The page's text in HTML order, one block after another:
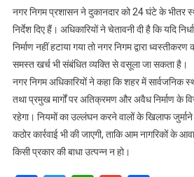
नगर निगम प्रशासन ने दुकानदार को 24 घंटे के भीतर
निर्देश दिए हैं। अधिकारियों ने चेतावनी दी है कि यदि
निर्माण नहीं हटाया गया तो नगर निगम द्वारा ध्वस्तीकरण
समस्त खर्च भी संबंधित व्यक्ति से वसूला जा सकता है।
नगर निगम अधिकारियों ने कहा कि शहर में सार्वजनिक
तथा प्रमुख मार्गों पर अतिक्रमण और अवैध निर्माण के
रहेगा। नियमों का उल्लंघन करने वालों के खिलाफ
कठोर कार्रवाई भी की जाएगी, ताकि आम नागरिकों के
किसी प्रकार की बाधा उत्पन्न न हो।